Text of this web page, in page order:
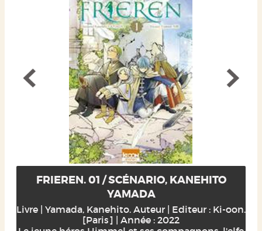
FRIEREN. 01 / SCÉNARIO, KANEHITO
YAMADA
Livre | Yamada, Kanehito. Auteur | Editeur : Ki-oon.
[Paris] | Année : 2022